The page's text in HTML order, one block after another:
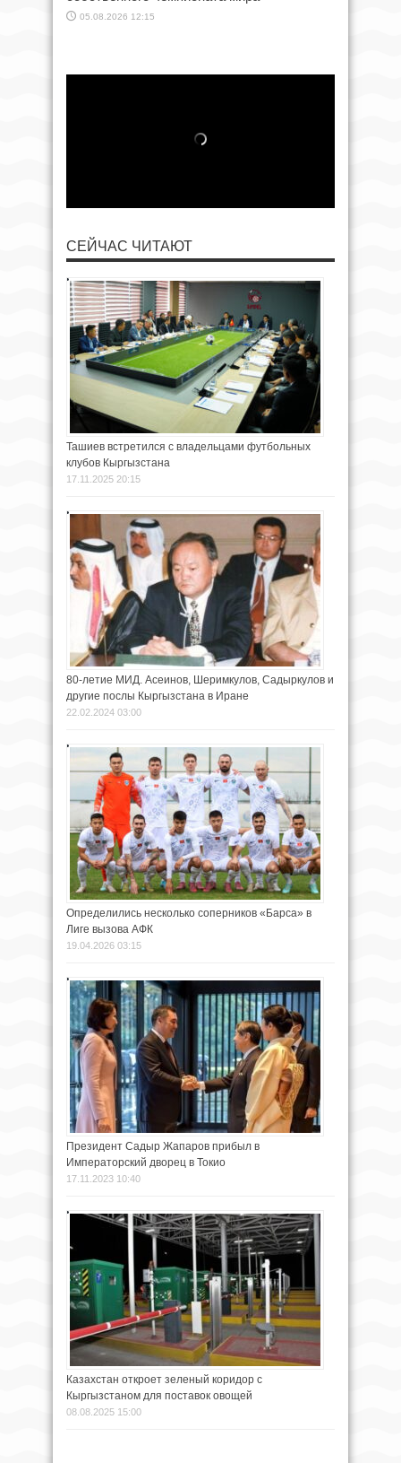
05.08.2026 12:15
СЕЙЧАС ЧИТАЮТ
Ташиев встретился с владельцами футбольных
клубов Кыргызстана
17.11.2025 20:15
80-летие МИД. Асеинов, Шеримкулов, Садыркулов и
другие послы Кыргызстана в Иране
22.02.2024 03:00
Определились несколько соперников «Барса» в
Лиге вызова АФК
19.04.2026 03:15
Президент Садыр Жапаров прибыл в
Императорский дворец в Токио
17.11.2023 10:40
Казахстан откроет зеленый коридор с
Кыргызстаном для поставок овощей
08.08.2025 15:00